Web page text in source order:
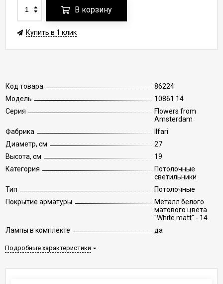
Код товара
86224
Модель
10861 14
Серия
Flowers from
Amsterdam
Фабрика
Ilfari
Диаметр, см
27
Высота, см
19
Категория
Потолочные
светильники
Тип
Потолочные
Покрытие арматуры
Металл белого
матового цвета
"White matt" - 14
Лампы в комплекте
да
Подробные характеристики
В корзину
Купить в 1 клик